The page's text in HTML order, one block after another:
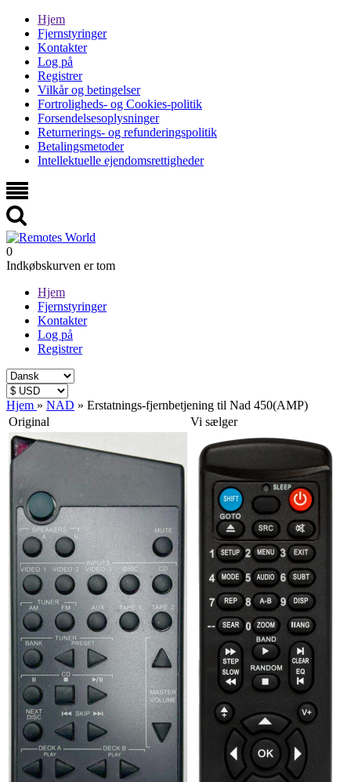
Hjem
Fjernstyringer
Kontakter
Log på
Registrer
Vilkår og betingelser
Fortroligheds- og Cookies-politik
Forsendelsesoplysninger
Returnerings- og refunderingspolitik
Betalingsmetoder
Intellektuelle ejendomsrettigheder
0
Indkøbskurven er tom
Hjem
Fjernstyringer
Kontakter
Log på
Registrer
Hjem » NAD » Erstatnings-fjernbetjening til Nad 450(AMP)
Original
Vi sælger